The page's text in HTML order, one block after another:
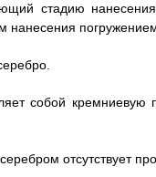
стадию нанесения
нанесения
собой кремниевую
отсутствует